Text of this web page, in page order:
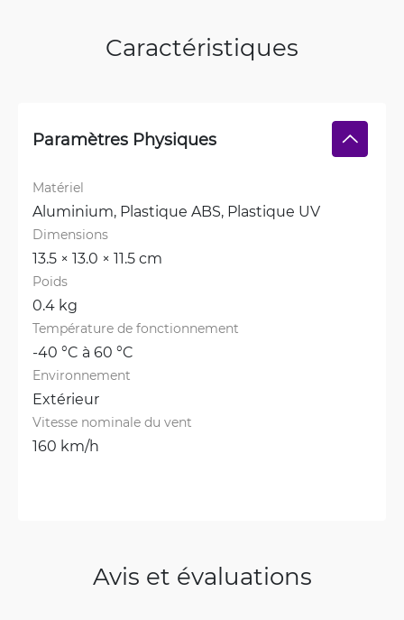
Caractéristiques
Paramètres Physiques
Matériel
Aluminium, Plastique ABS, Plastique UV
Dimensions
13.5 × 13.0 × 11.5 cm
Poids
0.4 kg
Température de fonctionnement
-40 °C à 60 °C
Environnement
Extérieur
Vitesse nominale du vent
160 km/h
Avis et évaluations